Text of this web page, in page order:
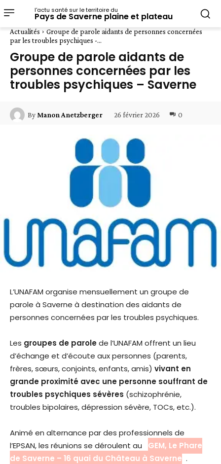
l'actu santé sur le territoire du
Pays de Saverne plaine et plateau
Actualités
Groupe de parole aidants de personnes concernées
par les troubles psychiques -...
Groupe de parole aidants de
personnes concernées par les
troubles psychiques – Saverne
By Manon Anetzberger 26 février 2026 0
L’UNAFAM organise mensuellement un groupe de
parole à Saverne à destination des aidants de
personnes concernées par les troubles psychiques.
Les groupes de parolede l’UNAFAM offrent un lieu
d’échange et d’écoute aux personnes (parents,
frères, sœurs, conjoints, enfants, amis) vivant en
grande proximité avec une personne souffrant de
troubles psychiques sévères (schizophrénie,
troubles bipolaires, dépression sévère, TOCs, etc.).
Animé en alternance par des professionnels de
l’EPSAN, les réunions se déroulent au
GEM, Le Phare
de Saverne – 16 quai du Château à Saverne .